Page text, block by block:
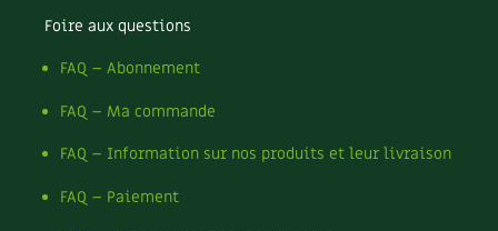
Foire aux questions
FAQ – Abonnement
FAQ – Ma commande
FAQ – Information sur nos produits et leur livraison
FAQ – Paiement